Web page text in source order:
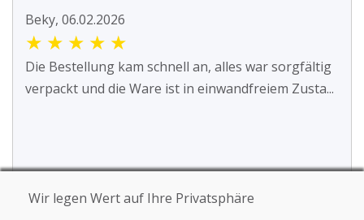
Beky, 06.02.2026
★ ★ ★ ★ ★
Die Bestellung kam schnell an, alles war sorgfältig
verpackt und die Ware ist in einwandfreiem Zusta...
Wir legen Wert auf Ihre Privatsphäre